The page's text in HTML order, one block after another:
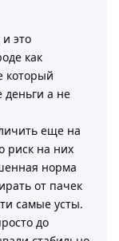
это
как
который
деньги а не
еще на
риск на них
норма
от пачек
самые усты.
до